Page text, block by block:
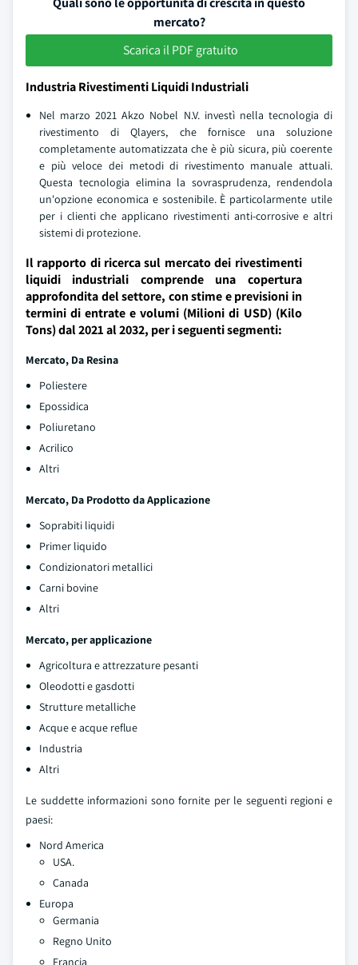
mercato?
Scarica il PDF gratuito
Industria Rivestimenti Liquidi Industriali
Nel marzo 2021 Akzo Nobel N.V. investì nella tecnologia di
rivestimento di Qlayers, che fornisce una soluzione
completamente automatizzata che è più sicura, più coerente
e più veloce dei metodi di rivestimento manuale attuali.
Questa tecnologia elimina la sovrasprudenza, rendendola
un'opzione economica e sostenibile. È particolarmente utile
per i clienti che applicano rivestimenti anti-corrosive e altri
sistemi di protezione.
Il rapporto di ricerca sul mercato dei rivestimenti
liquidi industriali comprende una copertura
approfondita del settore, con stime e previsioni in
termini di entrate e volumi (Milioni di USD) (Kilo
Tons) dal 2021 al 2032, per i seguenti segmenti:
Mercato, Da Resina
Poliestere
Epossidica
Poliuretano
Acrilico
Altri
Mercato, Da Prodotto da Applicazione
Soprabiti liquidi
Primer liquido
Condizionatori metallici
Carni bovine
Altri
Mercato, per applicazione
Agricoltura e attrezzature pesanti
Oleodotti e gasdotti
Strutture metalliche
Acque e acque reflue
Industria
Altri
Le suddette informazioni sono fornite per le seguenti regioni e
paesi:
Nord America
USA.
Canada
Europa
Germania
Regno Unito
Francia